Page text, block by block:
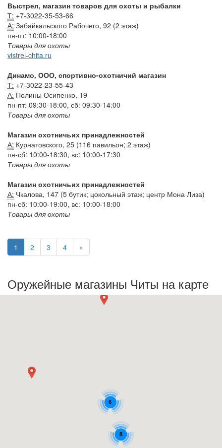
Выстрел, магазин товаров для охоты и рыбалки
Т: +7-3022-35-53-66
А: Забайкальского Рабочего, 92 (2 этаж)
пн-пт: 10:00-18:00
Товары для охоты
vistrel-chita.ru
Динамо, ООО, спортивно-охотничий магазин
Т: +7-3022-23-55-43
А: Полины Осипенко, 19
пн-пт: 09:30-18:00, сб: 09:30-14:00
Товары для охоты
Магазин охотничьих принадлежностей
А: Курнатовского, 25 (116 павильон; 2 этаж)
пн-сб: 10:00-18:30, вс: 10:00-17:30
Товары для охоты
Магазин охотничьих принадлежностей
А: Чкалова, 147 (5 бутик; цокольный этаж; центр Мона Лиза)
пн-сб: 10:00-19:00, вс: 10:00-18:00
Товары для охоты
1 (текущая)
2 3 4 »
Оружейные магазины Читы на карте
6
8